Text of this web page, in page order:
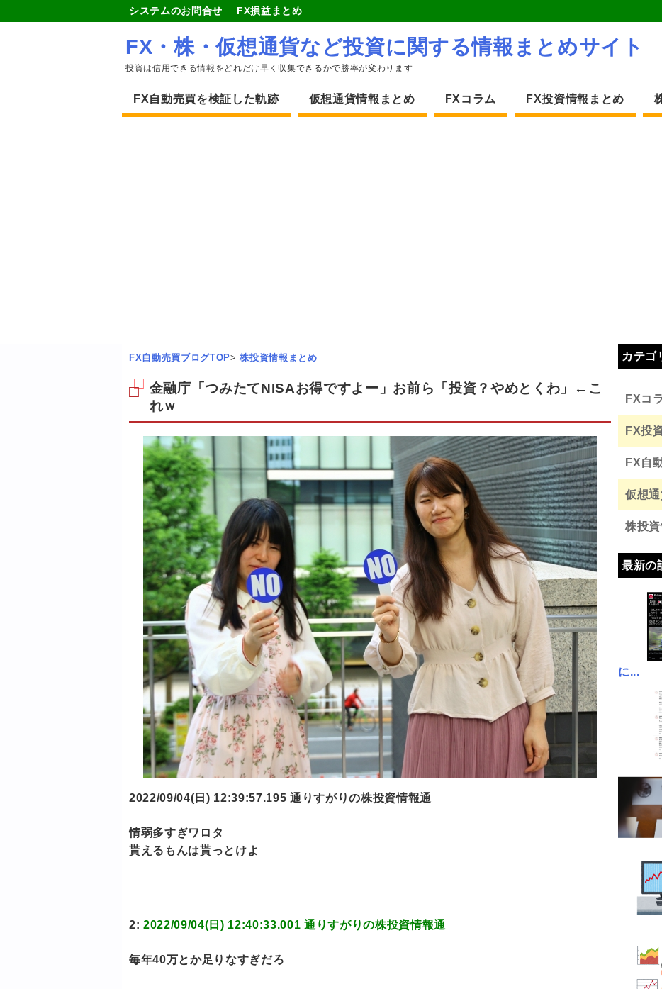
システムのお問合せ FX損益まとめ
FX・株・仮想通貨など投資に関する情報まとめサイト
投資は信用できる情報をどれだけ早く収集できるかで勝率が変わります
FX自動売買を検証した軌跡 仮想通貨情報まとめ FXコラム FX投資情報まとめ
FX自動売買ブログTOP> 株投資情報まとめ
金融庁「つみたてNISAお得ですよー」お前ら「投資？やめとくわ」←こ
れｗ
2022/09/04(日) 12:39:57.195 通りすがりの株投資情報通
情弱多すぎワロタ
貰えるもんは貰っとけよ
2: 2022/09/04(日) 12:40:33.001 通りすがりの株投資情報通
毎年40万とか足りなすぎだろ
カテゴ
FXコ
FX投
FX自
仮想
株投
最新の
に...